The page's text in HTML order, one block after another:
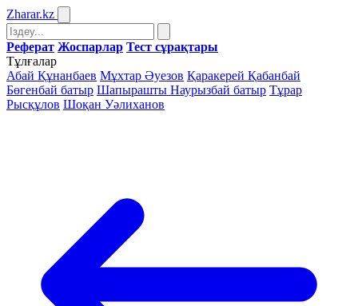
Zharar.kz
Реферат Жоспарлар Тест сұрақтары
Тұлғалар
Абай Құнанбаев Мұхтар Әуезов Қаракерей Қабанбай
Бөгенбай батыр Шапырашты Наурызбай батыр Тұрар
Рысқұлов Шоқан Уәлиханов